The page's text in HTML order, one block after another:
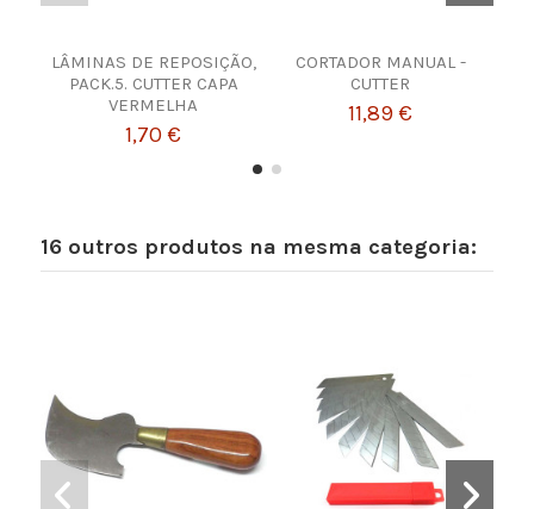
LÂMINAS DE REPOSIÇÃO,
PACK.5. CUTTER CAPA
VERMELHA
1,70 €
CORTADOR MANUAL -
CUTTER
11,89 €
16 outros produtos na mesma categoria: